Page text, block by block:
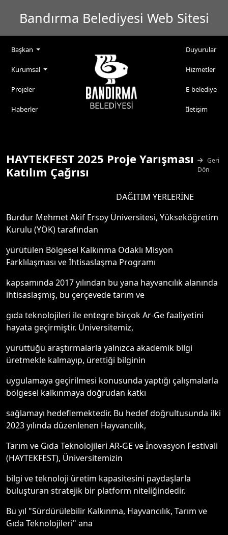
Bandırma Belediyesi Web Sitesi
Başkan
Kurumsal
Projeler
Haberler
Duyurular
Hizmetler
E-belediye
İletişim
HAYTEKFEST 2025 Proje Yarışması
Katılım Çağrısı
Geri
Dön
DAĞITIM YERLERİNE
Burdur Mehmet Akif Ersoy Üniversitesi, Yükseköğretim
Kurulu (YÖK) tarafından
yürütülen Bölgesel Kalkınma Odaklı Misyon
Farklılaşması ve İhtisaslaşma Programı
kapsamında 2017 yılından bu yana hayvancılık alanında
ihtisaslaşmış, bu çerçevede tarım ve
gıda teknolojileri ile entegre birçok Ar-Ge faaliyetini
hayata geçirmiştir. Üniversitemiz,
yürüttüğü araştırmalarla yalnızca akademik bilgi
üretmekle kalmayıp, ürettiği bilginin
uygulamaya geçirilmesi konusunda yaptığı çalışmalarla
bölgesel kalkınmaya doğrudan katkı
sağlamayı hedeflemektedir. Bu hedef doğrultusunda ilki
2023 yılında düzenlenen Hayvancılık,
Tarım ve Gıda Teknolojileri AR-GE ve İnovasyon Festivali
(HAYTEKFEST), Üniversitemizin
bilgi ve teknoloji üretim kapasitesini paydaşlarla
buluşturan stratejik bir platform niteliğindedir.
Bu yıl "Sürdürülebilir Kalkınma, Hayvancılık, Tarım ve
Gıda Teknolojileri" ana